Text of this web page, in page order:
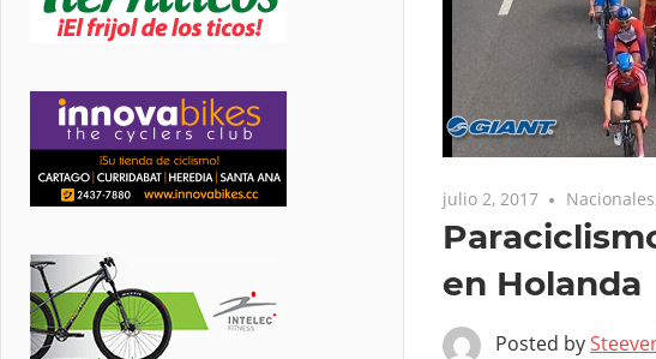
julio 2, 2017 Nacionales
en Holanda
Posted by